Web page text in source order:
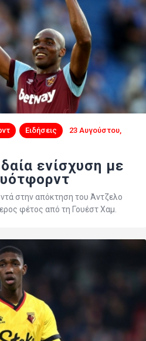
Ειδήσεις
23 Αυγούστου,
ενίσχυση με
στην απόκτηση του Άντζελο
φέτος από τη Γουέστ Χαμ.